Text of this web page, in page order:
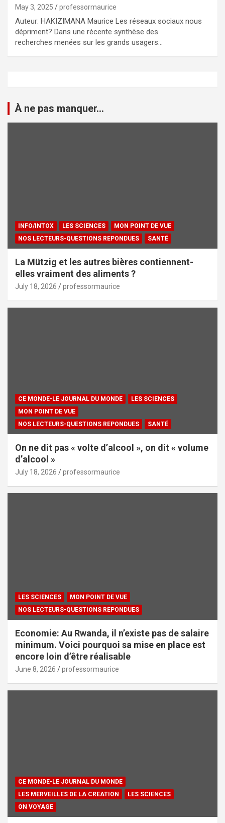
May 3, 2025 professormaurice
Auteur: HAKIZIMANA Maurice Les réseaux sociaux nous
dépriment? Dans une récente synthèse des
recherches menées sur les grands usagers…
À ne pas manquer...
INFO/INTOX LES SCIENCES
MON POINT DE VUE
NOS LECTEURS-QUESTIONS REPONDUES
SANTÉ
La Mützig et les autres bières contiennent-
elles vraiment des aliments ?
July 18, 2026 professormaurice
CE MONDE-LE JOURNAL DU MONDE
LES SCIENCES
MON POINT DE VUE
NOS LECTEURS-QUESTIONS REPONDUES
SANTÉ
On ne dit pas « volte d’alcool », on dit « volume
d’alcool »
July 18, 2026 professormaurice
LES SCIENCES
MON POINT DE VUE
NOS LECTEURS-QUESTIONS REPONDUES
Economie: Au Rwanda, il n’existe pas de salaire
minimum. Voici pourquoi sa mise en place est
encore loin d’être réalisable
June 8, 2026 professormaurice
CE MONDE-LE JOURNAL DU MONDE
LES MERVEILLES DE LA CREATION
LES SCIENCES
ON VOYAGE